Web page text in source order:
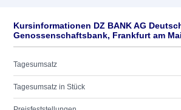
Kursinformationen DZ BANK AG
Genossenschaftsbank, Frankfurt am
Tagesumsatz
Tagesumsatz in Stück